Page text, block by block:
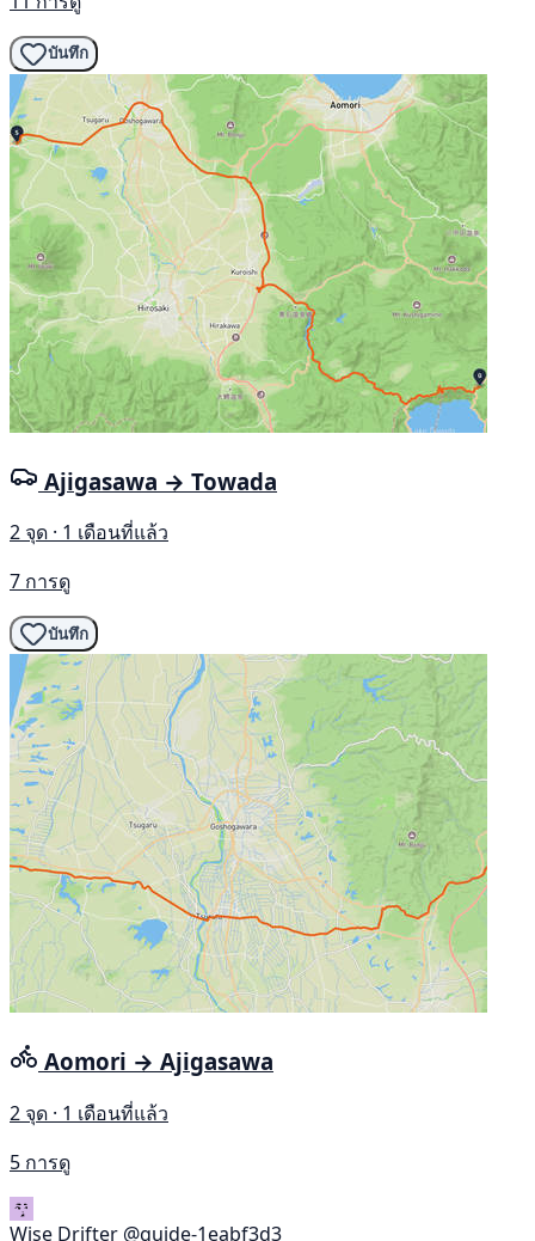
บันทึก
Ajigasawa → Towada
2 จุด · 1 เดือนที่แล้ว
7 การดู
บันทึก
Aomori → Ajigasawa
2 จุด · 1 เดือนที่แล้ว
5 การดู
Wise Drifter @guide-1eabf3d3